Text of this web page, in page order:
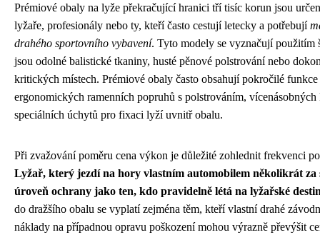
Prémiové obaly na lyže překračující hranici tří tisíc korun jsou
lyžaře, profesionály nebo ty, kteří často cestují letecky a potřebují
drahého sportovního vybavení. Tyto modely se vyznačují použitím
jsou odolné balistické tkaniny, husté pěnové polstrování nebo
kritických místech. Prémiové obaly často obsahují pokročilé
ergonomických ramenních popruhů s polstrováním, vícenásobných
speciálních úchytů pro fixaci lyží uvnitř obalu.
Při zvažování poměru cena výkon je důležité zohlednit frekvenci
Lyžař, který jezdí na hory vlastním automobilem několikrát za
úroveň ochrany jako ten, kdo pravidelně létá na lyžařské
do dražšího obalu se vyplatí zejména těm, kteří vlastní drahé
náklady na případnou opravu poškození mohou výrazně převýšit